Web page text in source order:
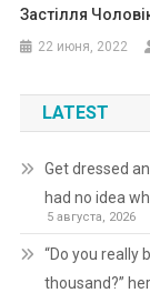
Застілля
22 июня, 2022
LATEST
Get dressed
had no idea
5 августа, 2026
“Do you really
thousand?”